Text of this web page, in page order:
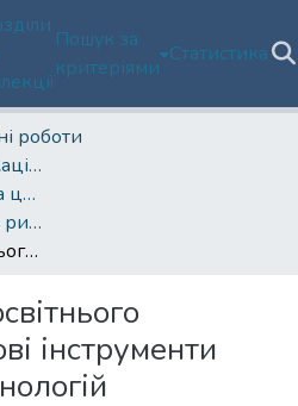
Пошук за
критеріями
Статистика
роботи
Магістерські кваліфікаційні роботи
Факультет фінансів та цифрових технологій
Кафедра фінансових ринків та технологій
Цифровізація освітнього середовища: нові інструменти фінансових технологій
інструменти